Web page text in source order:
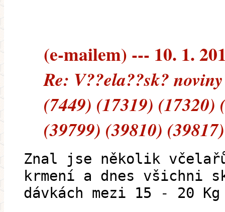
(e-mailem) --- 10. 1.
Re: V??ela??sk?
(7449) (17319) (17320)
(39799) (39810) (39817)
Znal jse několik včelařů
krmení a dnes všichni
dávkách mezi 15 - 20 Kg